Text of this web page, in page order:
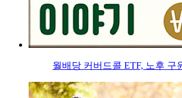
월배당 커버드콜 ETF, 노후 구